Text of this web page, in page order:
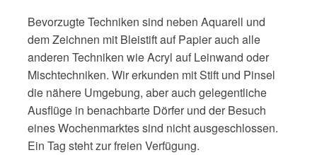
Bevorzugte Techniken sind neben Aquarell und
dem Zeichnen mit Bleistift auf Papier auch alle
anderen Techniken wie Acryl auf Leinwand oder
Mischtechniken. Wir erkunden mit Stift und Pinsel
die nähere Umgebung, aber auch gelegentliche
Ausflüge in benachbarte Dörfer und der Besuch
eines Wochenmarktes sind nicht ausgeschlossen.
Ein Tag steht zur freien Verfügung.